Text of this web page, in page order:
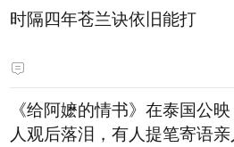
时隔四年苍兰诀依旧能打
《给阿嬷的情书》在泰国公
人观后落泪，有人提笔寄语亲